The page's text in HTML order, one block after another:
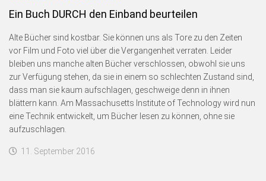
Ein Buch DURCH den Einband beurteilen
Alte Bücher sind kostbar. Sie können uns als Tore zu den Zeiten
vor Film und Foto viel über die Vergangenheit verraten. Leider
bleiben uns manche alten Bücher verschlossen, obwohl sie uns
zur Verfügung stehen, da sie in einem so schlechten Zustand sind,
dass man sie kaum aufschlagen, geschweige denn in ihnen
blättern kann. Am Massachusetts Institute of Technology wird nun
eine Technik entwickelt, um Bücher lesen zu können, ohne sie
aufzuschlagen.
11. September 2016